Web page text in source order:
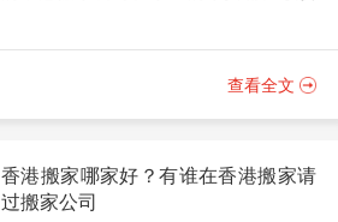
旧物的深情程度，因此很多人要搬家都会
找家最专业的搬家公司。
查看全文
香港搬家哪家好？有谁在香港搬家请
过搬家公司